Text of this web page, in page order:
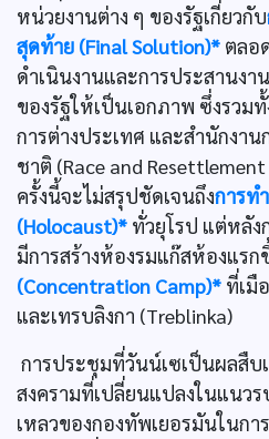
หน่วยงานต่าง ๆ ของรัฐเกี่ยวกับ
สุดท้าย (Final Solution)* ตลอ
ดำเนินงานและการประสานงา
ของรัฐให้เป็นเอกภาพ ซึ่งรวม
การต่างประเทศ และสำนักงา
ชาติ (Race and
ครั้งนี้จะไม่สรุปชัดเจนถึงการท
(Holocaust)* ทั่วยุโรป แต่หลัง
มีการสร้างห้องรมแก๊สห้องแร
(Concentration Camp)* ที่เมื
และเทรบลิงกา (Treblinka)
การประชุมที่วันน์เซเป็นผลสืบ
สงครามที่เปลี่ยนแปลงในแนว
เหลวของกองทัพเยอรมันในกา